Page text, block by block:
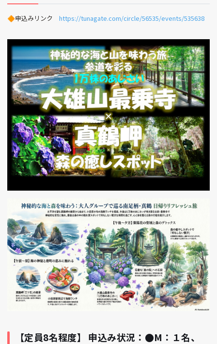
🔶申込みリンク https://tunagate.com/circle/56535/events/535638
【定員8名程度】 申込み状況：●M：１名、